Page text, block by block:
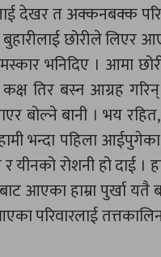
देखर त अक्कनबक्क
बुहारीलाई छोरीले
भनिदिए । आमा
तिर बस्न आग्रह गरिन्
बोल्ने बानी । भय
भन्दा पहिला आईपुगेका
र यीनको रोशनी हो दाई
आएका हाम्रा पुर्खा यतै
परिवारलाई